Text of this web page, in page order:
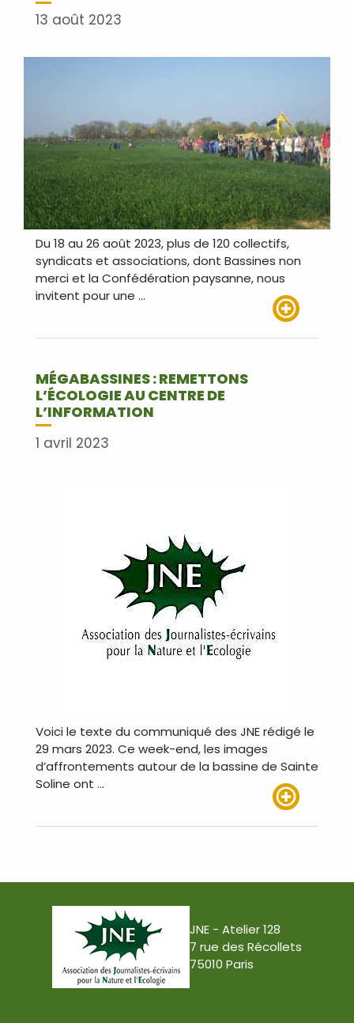
13 août 2023
Du 18 au 26 août 2023, plus de 120 collectifs,
syndicats et associations, dont Bassines non
merci et la Confédération paysanne, nous
invitent pour une …
MÉGABASSINES : REMETTONS
L’ÉCOLOGIE AU CENTRE DE
L’INFORMATION
1 avril 2023
Voici le texte du communiqué des JNE rédigé le
29 mars 2023. Ce week-end, les images
d’affrontements autour de la bassine de Sainte
Soline ont …
JNE - Atelier 128
7 rue des Récollets
75010 Paris